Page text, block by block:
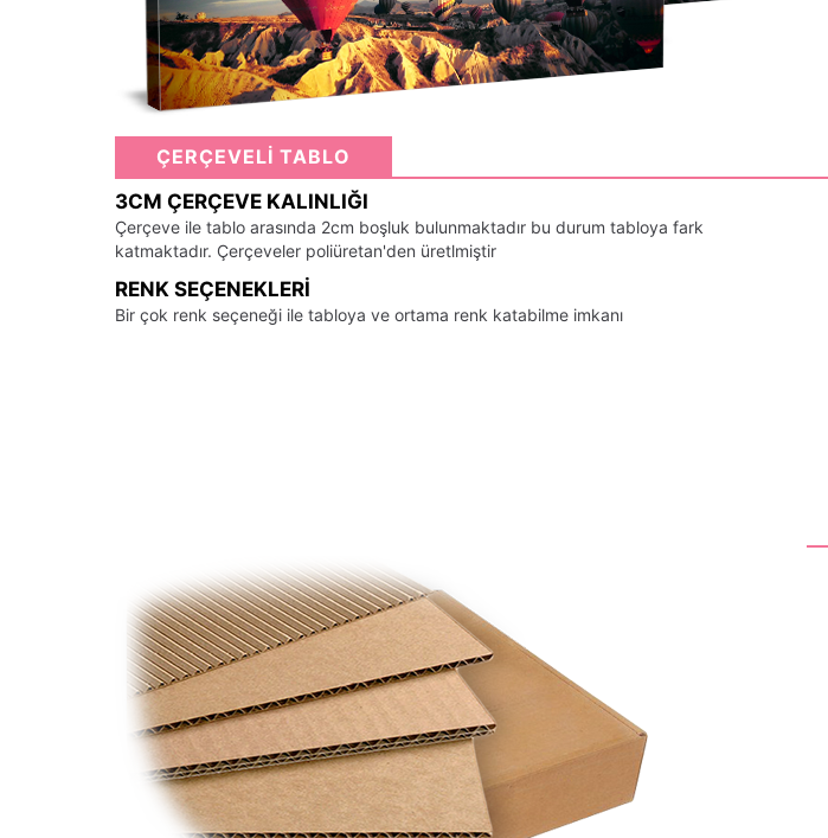
ÇERÇEVELİ TABLO
3CM ÇERÇEVE KALINLIĞI
Çerçeve ile tablo arasında 2cm boşluk bulunmaktadır bu durum tabloya fark
katmaktadır. Çerçeveler poliüretan'den üretlmiştir
RENK SEÇENEKLERI
Bir çok renk seçeneği ile tabloya ve ortama renk katabilme imkanı